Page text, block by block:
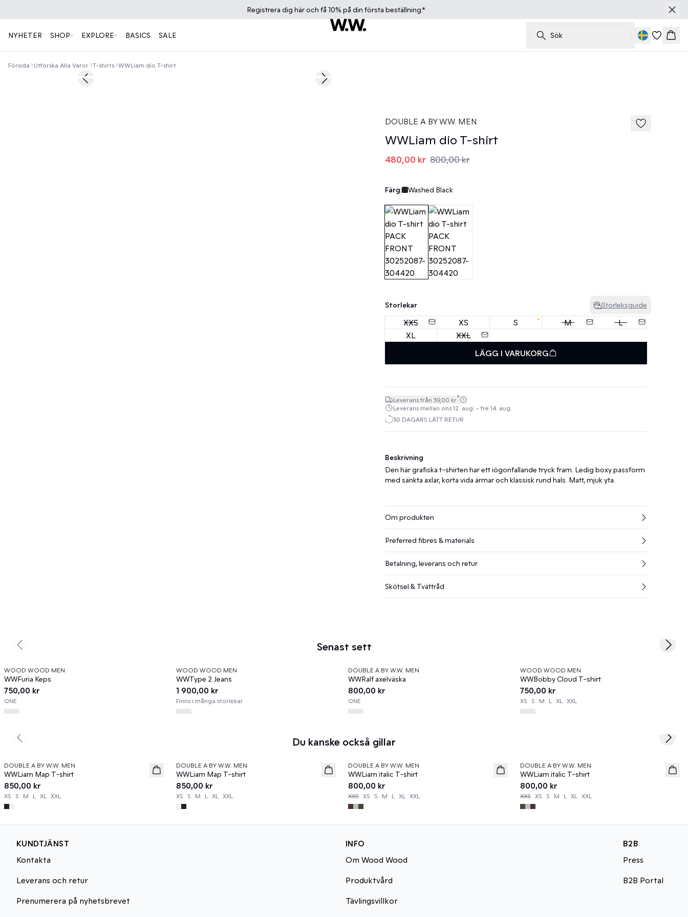
Registrera dig häroch få 10% på din första beställning.*
NYHETER SHOP EXPLORE BASICS SALE Sök Korg
Försida Utforska Alla Varor T-shirts WWLiam dio T-shirt
40%Previous slide Next slide
DOUBLE A BY W.W. MEN
WWLiam dio T-shirt
480,00 kr 800,00 kr
Färg: Washed Black
Storlekar Storleksguide
XXS XS S M
L
XL
XXL
LÄGG I VARUKORG
Leverans från 39,00 kr*
Leverans mellan ons 12. aug. - fre 14. aug.
30 DAGARS LÄTT RETUR
Beskrivning
Den här grafiska t-shirten har ett iögonfallande tryck fram. Ledig boxy passform
med sänkta axlar, korta vida ärmar och klassisk rund hals. Matt, mjuk yta.
Om produkten
Preferred fibres & materials
Betalning, leverans och retur
Skötsel & Tvättråd
Senast sett
WOOD WOOD MEN
WWFuria Keps
750,00 kr
ONE
WOOD WOOD MEN
WWType 2 Jeans
1 900,00 kr
Finns i många storlekar
DOUBLE A BY W.W. MEN
WWRalf axelväska
800,00 kr
ONE
WOOD WOOD MEN
WWBobby Cloud T-shirt
750,00 kr
XS S M L XL XXL
Previous slide Next
Du kanske också gillar
News
DOUBLE A BY W.W. MEN
WWLiam Map T-shirt
850,00 kr
XS S M L XL XXL
News
DOUBLE A BY W.W. MEN
WWLiam Map T-shirt
850,00 kr
XS S M L XL XXL
News
DOUBLE A BY W.W. MEN
WWLiam italic T-shirt
800,00 kr
XXS XS S M L XL XXL
News
DOUBLE A BY W.W. MEN
WWLiam italic T-shirt
800,00 kr
XXS XS S M L XL XXL
Previous slide Next
KUNDTJÄNST
Kontakta
Leverans och retur
Prenumerera på nyhetsbrevet
INFO
Om Wood Wood
Produktvård
Tävlingsvillkor
B2B
Press
B2B Portal